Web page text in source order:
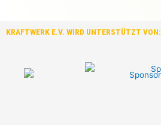
KRAFTWERK E.V. WIRD UNTERSTÜTZT VON: